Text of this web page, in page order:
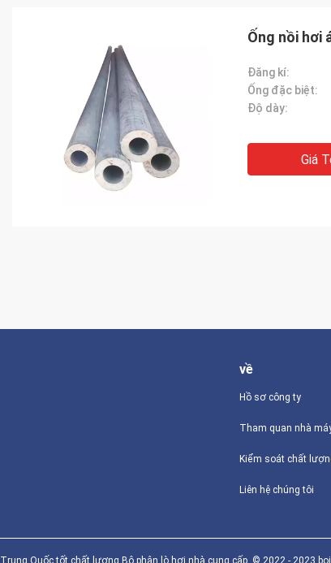
Ống nồi hơi
Đăng kí:
Ống đặc biệt:
Độ dày:
Giá
về
Hồ sơ công ty
Tham quan nhà
Kiểm soát chất
Liên hệ chúng tôi
Trung Quốc tốt chất lượng Bộ phận lò hơi nhà cung cấp. © 2022 - 2023